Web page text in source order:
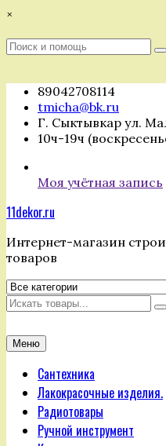
Перейти
содержимому
×
Поиск
89042708114
tmicha@bk.ru
Г. Сыктывкар ул.
10ч-19ч
Моя учётная запись
11dekor.ru
Интернет-магазин
товаров
Искать
Меню
Сантехника
Лакокрасочные изделия.
Радиотовары
Ручной инструмент